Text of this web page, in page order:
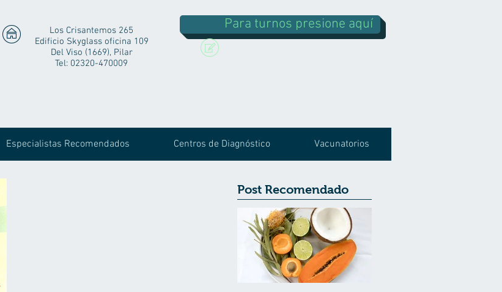
Los Crisantemos 265
Edificio Skyglass oficina 109
Del Viso (1669), Pilar
Tel: 02320-470009
Para turnos presione aquí
Especialistas Recomendados Centros de Diagnóstico Vacunatorios
Post Recomendado